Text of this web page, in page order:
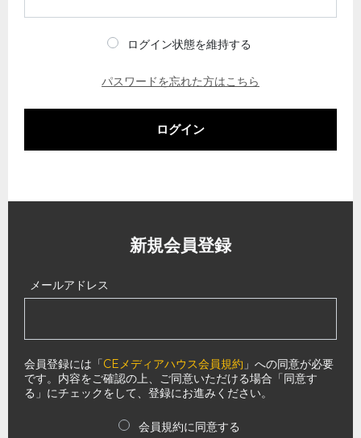
ログイン状態を維持する
パスワードを忘れた方はこちら
ログイン
新規会員登録
メールアドレス
会員登録には「CEメディアハウス会員規約 」への同意が必要
です。内容をご確認の上、ご同意いただける場合「同意す
る」にチェックをして、登録にお進みください。
会員規約に同意する